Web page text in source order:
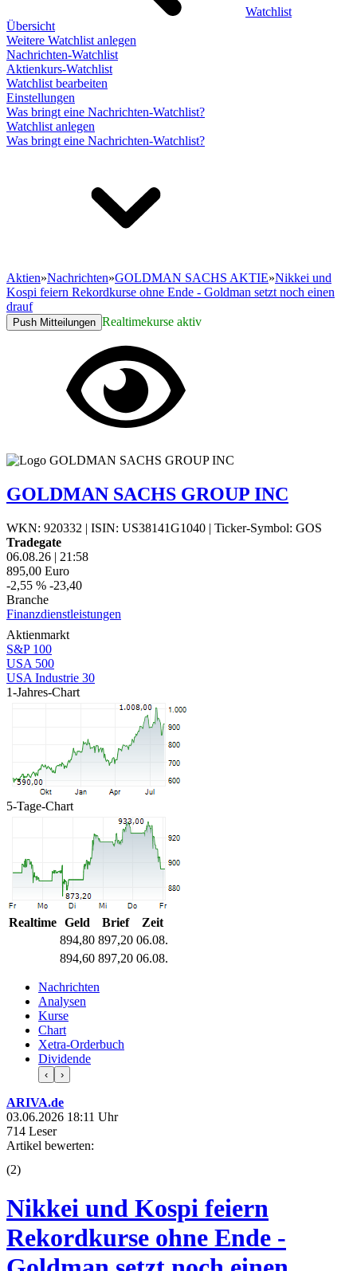
Watchlist
Übersicht
Weitere Watchlist anlegen
Nachrichten-Watchlist
Aktienkurs-Watchlist
Watchlist bearbeiten
Einstellungen
Was bringt eine Nachrichten-Watchlist?
Watchlist anlegen
Was bringt eine Nachrichten-Watchlist?
Aktien»Nachrichten»GOLDMAN SACHS AKTIE»Nikkei und
Kospi feiern Rekordkurse ohne Ende - Goldman setzt noch einen
drauf
Push Mitteilungen Realtimekurse aktiv
GOLDMAN SACHS GROUP INC
WKN: 920332 | ISIN: US38141G1040 | Ticker-Symbol: GOS
Tradegate
06.08.26 | 21:58
895,00 Euro
-2,55 % -23,40
Branche
Finanzdienstleistungen
Aktienmarkt
S&P 100
USA 500
USA Industrie 30
1-Jahres-Chart
5-Tage-Chart
Realtime Geld Brief
Zeit
894,80 897,20 06.08.
894,60 897,20 06.08.
Nachrichten
Analysen
Kurse
Chart
Xetra-Orderbuch
Dividende
‹ ›
ARIVA.de
03.06.2026 18:11 Uhr
714 Leser
Artikel bewerten:
(2)
Nikkei und Kospi feiern
Rekordkurse ohne Ende -